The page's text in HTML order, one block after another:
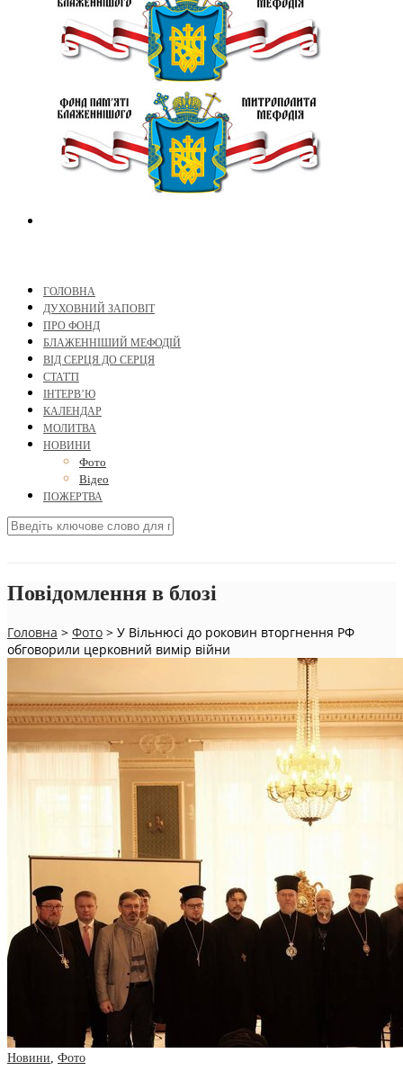
ГОЛОВНА
ДУХОВНИЙ ЗАПОВІТ
ПРО ФОНД
БЛАЖЕННІШИЙ МЕФОДІЙ
ВІД СЕРЦЯ ДО СЕРЦЯ
СТАТТІ
ІНТЕРВ’Ю
КАЛЕНДАР
МОЛИТВА
НОВИНИ
Фото
Відео
ПОЖЕРТВА
Повідомлення в блозі
Головна > Фото > У Вільнюсі до роковин вторгнення РФ
обговорили церковний вимір війни
Новини Фото